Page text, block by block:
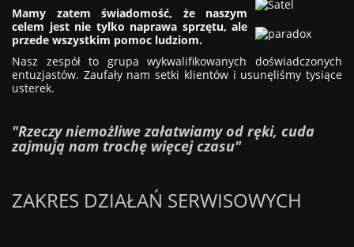
Mamy zatem świadomość, że naszym
celem jest nie tylko naprawa sprzętu, ale
przede wszystkim pomoc ludziom.
Nasz zespół to grupa wykwalifikowanych doświadczonych
entuzjastów. Zaufały nam setki klientów i usunęliśmy tysiące
usterek.
"Rzeczy niemożliwe załatwiamy od ręki, cuda
zajmują nam trochę więcej czasu"
ZAKRES DZIAŁAŃ SERWISOWYCH